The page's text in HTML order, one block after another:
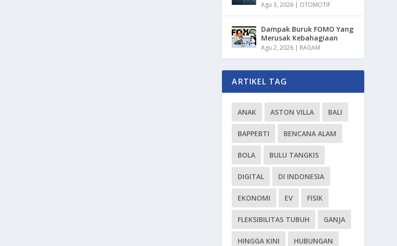
Agu 3, 2026 | OTOMOTIF
Dampak Buruk FOMO Yang
Merusak Kebahagiaan
Agu 2, 2026 | RAGAM
ARTIKEL TAG
ANAK ASTON VILLA BALI
BAPPEBTI BENCANA ALAM
BOLA BULU TANGKIS
DIGITAL DI INDONESIA
EKONOMI EV FISIK
FLEKSIBILITAS TUBUH GANJA
HINGGA KINI HUBUNGAN